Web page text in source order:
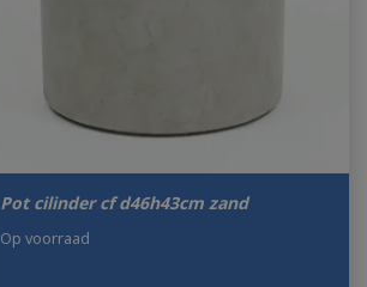
Pot cilinder cf d46h43cm zand
Op voorraad